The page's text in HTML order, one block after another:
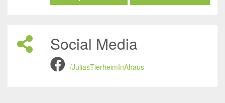
Social Media
/JuliasTierheimInAhaus